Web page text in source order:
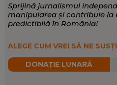
Sprijină jurnalismul
manipularea și contribuie
predictibilă în România!
ALEGE CUM VREI SĂ NE
DONAȚIE LUNARĂ